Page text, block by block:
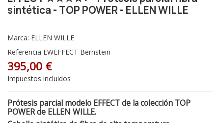
sintética - TOP POWER - ELLEN WILLE
Marca: ELLEN WILLE
Referencia EWEFFECT Bernstein
395,00 €
Impuestos incluidos
Prótesis parcial modelo EFFECT de la colección TOP
POWER de ELLEN WILLE.